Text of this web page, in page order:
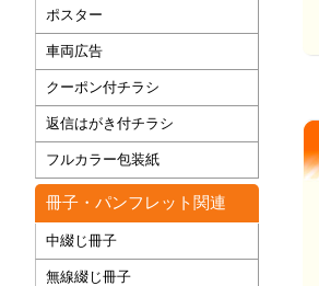
ポスター
車両広告
クーポン付チラシ
返信はがき付チラシ
フルカラー包装紙
冊子・パンフレット関連
中綴じ冊子
無線綴じ冊子